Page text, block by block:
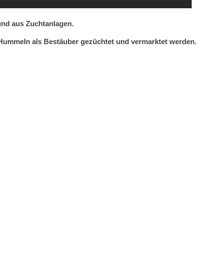
aus Zuchtanlagen.
als Bestäuber gezüchtet und vermarktet werden.